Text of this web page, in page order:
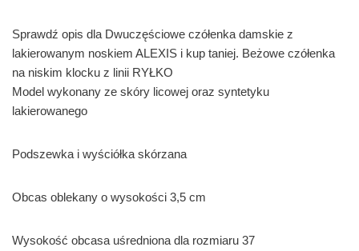
Sprawdź opis dla Dwuczęściowe czółenka damskie z
lakierowanym noskiem ALEXIS i kup taniej. Beżowe czółenka
na niskim klocku z linii RYŁKO
Model wykonany ze skóry licowej oraz syntetyku
lakierowanego
Podszewka i wyściółka skórzana
Obcas oblekany o wysokości 3,5 cm
Wysokość obcasa uśredniona dla rozmiaru 37